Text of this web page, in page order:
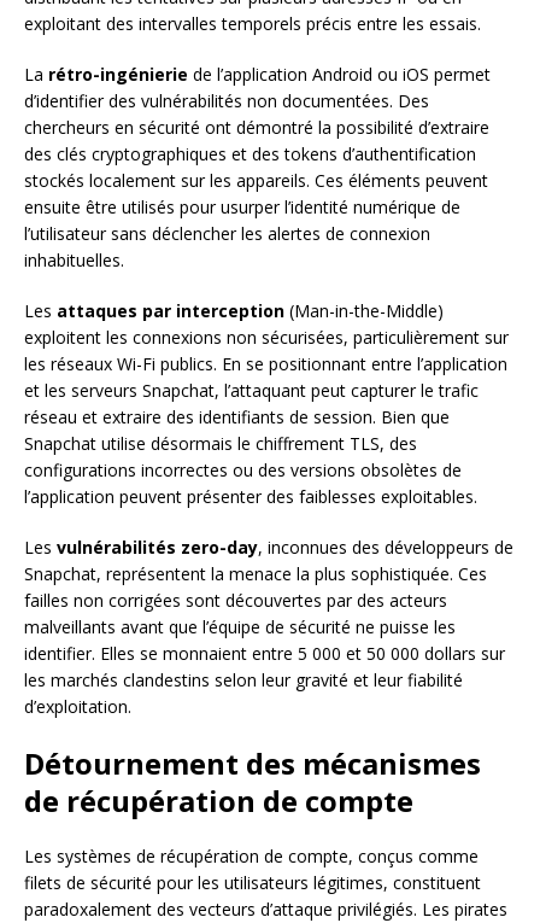
exploitant des intervalles temporels précis entre les essais.
La rétro-ingénierie de l’application Android ou iOS permet
d’identifier des vulnérabilités non documentées. Des
chercheurs en sécurité ont démontré la possibilité d’extraire
des clés cryptographiques et des tokens d’authentification
stockés localement sur les appareils. Ces éléments peuvent
ensuite être utilisés pour usurper l’identité numérique de
l’utilisateur sans déclencher les alertes de connexion
inhabituelles.
Les attaques par interception (Man-in-the-Middle)
exploitent les connexions non sécurisées, particulièrement sur
les réseaux Wi-Fi publics. En se positionnant entre l’application
et les serveurs Snapchat, l’attaquant peut capturer le trafic
réseau et extraire des identifiants de session. Bien que
Snapchat utilise désormais le chiffrement TLS, des
configurations incorrectes ou des versions obsolètes de
l’application peuvent présenter des faiblesses exploitables.
Les vulnérabilités zero-day, inconnues des développeurs de
Snapchat, représentent la menace la plus sophistiquée. Ces
failles non corrigées sont découvertes par des acteurs
malveillants avant que l’équipe de sécurité ne puisse les
identifier. Elles se monnaient entre 5 000 et 50 000 dollars sur
les marchés clandestins selon leur gravité et leur fiabilité
d’exploitation.
Détournement des mécanismes
de récupération de compte
Les systèmes de récupération de compte, conçus comme
filets de sécurité pour les utilisateurs légitimes, constituent
paradoxalement des vecteurs d’attaque privilégiés. Les pirates